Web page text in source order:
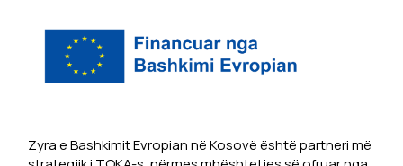
Zyra e Bashkimit Evropian në Kosovë është partneri më